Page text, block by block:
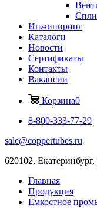
Инжиниринг
Каталоги
Новости
Сертификаты
Контакты
Вакансии
Корзина0
8-800-333-77-29
sale@coppertubes.ru
620102,
Главная
Продукция
Емкостное